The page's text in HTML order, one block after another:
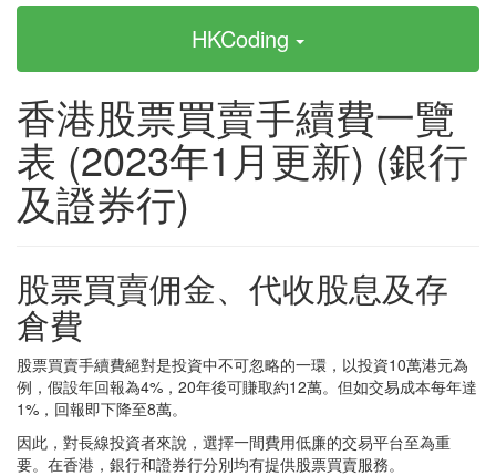
HKCoding
香港股票買賣手續費一覽
表 (2023年1月更新) (銀行
及證券行)
股票買賣佣金、代收股息及存
倉費
股票買賣手續費絕對是投資中不可忽略的一環，以投資10萬港元為
例，假設年回報為4%，20年後可賺取約12萬。但如交易成本每年達
1%，回報即下降至8萬。
因此，對長線投資者來說，選擇一間費用低廉的交易平台至為重
要。在香港，銀行和證券行分別均有提供股票買賣服務。